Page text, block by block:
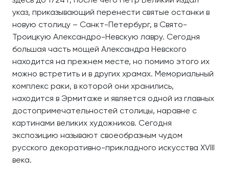
указ, приказывающий перенести святые останки в
новую столицу – Санкт-Петербург, в Свято-
Троицкую Александро-Невскую лавру. Сегодня
большая часть мощей Александра Невского
находится на прежнем месте, но помимо этого их
можно встретить и в других храмах. Мемориальный
комплекс раки, в которой они хранились,
находится в Эрмитаже и является одной из главных
достопримечательностей столицы, наравне с
картинами великих художников. Сегодня
экспозицию называют своеобразным чудом
русского декоративно-прикладного искусства XVIII
века.